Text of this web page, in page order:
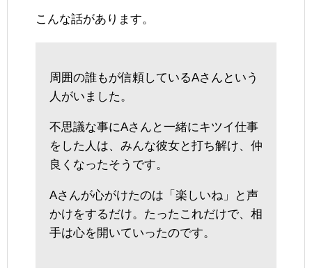
こんな話があります。
周囲の誰もが信頼しているAさんという
人がいました。
不思議な事にAさんと一緒にキツイ仕事
をした人は、みんな彼女と打ち解け、仲
良くなったそうです。
Aさんが心がけたのは「楽しいね」と声
かけをするだけ。たったこれだけで、相
手は心を開いていったのです。